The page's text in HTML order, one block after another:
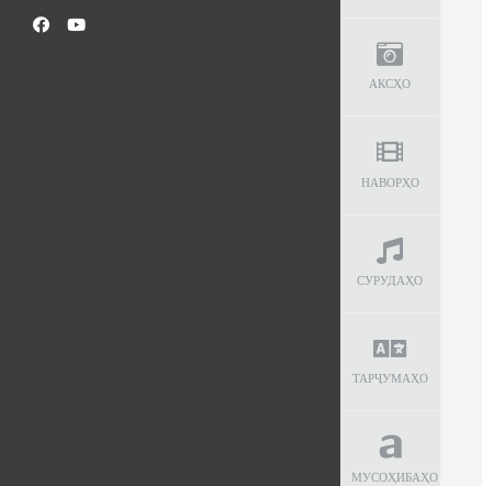
АКСҲО
НАВОРҲО
СУРУДАҲО
ТАРҶУМАҲО
МУСОҲИБАҲО